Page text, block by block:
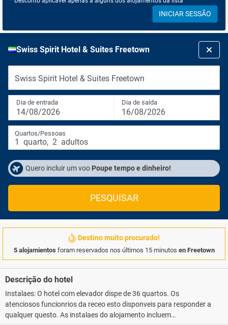
INICIAR SESSÃO
Swiss Spirit Hotel & Suites Freetown
Swiss Spirit Hotel & Suites Freetown
Dia de entrada
14/08/2026
Dia de saída
16/08/2026
Quartos/Pessoas
1 quarto, 2 adultos
Quero incluir um voo Poupe tempo e dinheiro!
PESQUISAR
Destino muito procurado!
5 alojamientos foram reservados nos últimos 15 minutos en Freetown
Descrição do hotel
Instalaes: O hotel com elevador dispe de 36 quartos. Os
atenciosos funcionrios da receo esto disponveis para responder a
qualquer questo. As instalaes do alojamento incluem